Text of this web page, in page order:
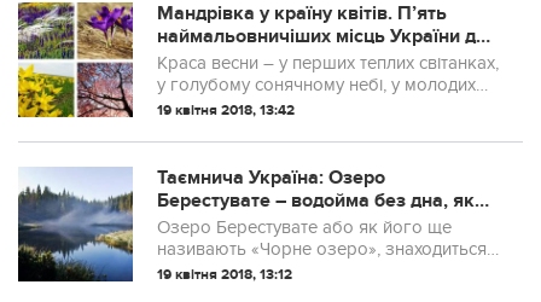
Мандрівка у країну квітів. П’ять
наймальовничіших місць України для
подорожей навесні (фото)
Краса весни – у перших теплих світанках,
у голубому сонячному небі, у молодих
травах, у співі птахів та у квітах. У
холод зимової ще землі, виграють
найяскравішими барвами веселки. У
розкішних травневих килимах нар...
19 квітня 2018, 13:42
Таємнича Україна: Озеро
Берестувате – водойма без дна, яка
ніколи не замерзає
Озеро Берестувате або як його ще
називають «Чорне озеро», знаходиться
в Кіровоградській області і є одним з
19 квітня 2018, 13:12